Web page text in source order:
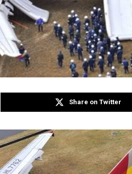
Share on Twitter